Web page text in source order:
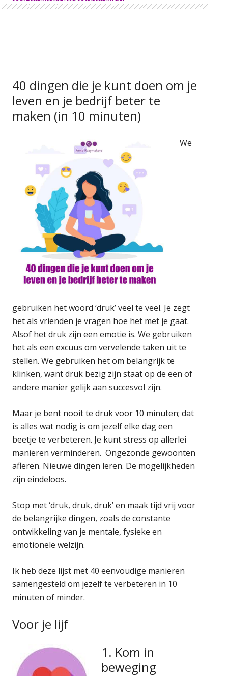
40 dingen die je kunt doen om je
leven en je bedrijf beter te
maken (in 10 minuten)
We
gebruiken het woord ‘druk’ veel te veel. Je zegt
het als vrienden je vragen hoe het met je gaat.
Alsof het druk zijn een emotie is. We gebruiken
het als een excuus om vervelende taken uit te
stellen. We gebruiken het om belangrijk te
klinken, want druk bezig zijn staat op de een of
andere manier gelijk aan succesvol zijn.
Maar je bent nooit te druk voor 10 minuten; dat
is alles wat nodig is om jezelf elke dag een
beetje te verbeteren. Je kunt stress op allerlei
manieren verminderen. Ongezonde gewoonten
afleren. Nieuwe dingen leren. De mogelijkheden
zijn eindeloos.
Stop met ‘druk, druk, druk’ en maak tijd vrij voor
de belangrijke dingen, zoals de constante
ontwikkeling van je mentale, fysieke en
emotionele welzijn.
Ik heb deze lijst met 40 eenvoudige manieren
samengesteld om jezelf te verbeteren in 10
minuten of minder.
Voor je lijf
1. Kom in
beweging